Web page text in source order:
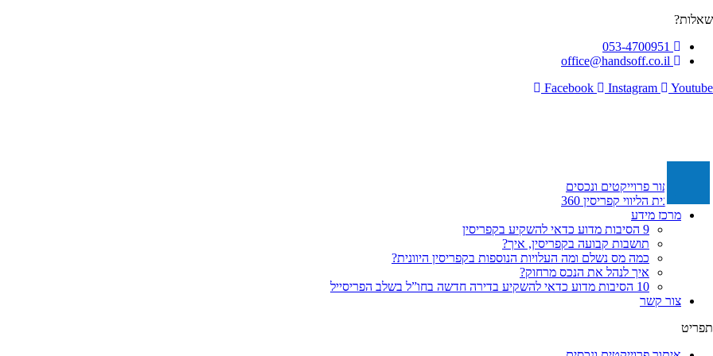
דלג
שאלות?
053-4700951
office@handsoff.co.il
Facebook
Instagram Youtube
איתור פרוייקטים ונכסים
תכנית הליווי קפריסין 360
מרכז מידע
9 הסיבות מדוע כדאי להשקיע בקפריסין
תושבות קבועה בקפריסין, איך?
כמה מס נשלם ומה העלויות הנוספות בקפריסין היוונית?
איך לנהל את הנכס מרחוק?
10 הסיבות מדוע כדאי להשקיע בדירה חדשה בחו”ל בשלב הפריסייל
צור קשר
תפריט